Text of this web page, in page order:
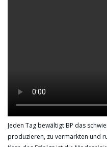
Jeden Tag bewältigt BP das
produzieren, zu vermarkten und